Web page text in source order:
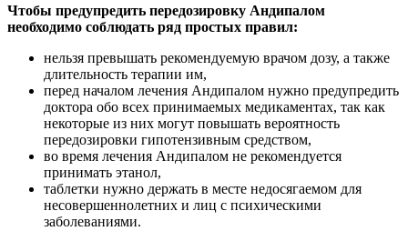
Чтобы предупредить передозировку Андипалом
необходимо соблюдать ряд простых правил:
нельзя превышать рекомендуемую врачом дозу, а также
длительность терапии им,
перед началом лечения Андипалом нужно предупредить
доктора обо всех принимаемых медикаментах, так как
некоторые из них могут повышать вероятность
передозировки гипотензивным средством,
во время лечения Андипалом не рекомендуется
принимать этанол,
таблетки нужно держать в месте недосягаемом для
несовершеннолетних и лиц с психическими
заболеваниями.